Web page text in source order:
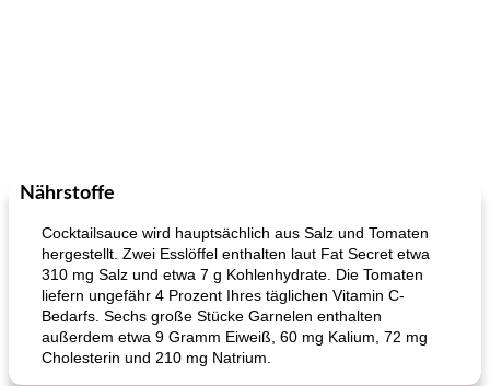
Nährstoffe
Cocktailsauce wird hauptsächlich aus Salz und Tomaten
hergestellt. Zwei Esslöffel enthalten laut Fat Secret etwa
310 mg Salz und etwa 7 g Kohlenhydrate. Die Tomaten
liefern ungefähr 4 Prozent Ihres täglichen Vitamin C-
Bedarfs. Sechs große Stücke Garnelen enthalten
außerdem etwa 9 Gramm Eiweiß, 60 mg Kalium, 72 mg
Cholesterin und 210 mg Natrium.